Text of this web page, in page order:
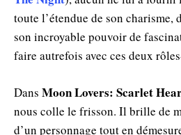
toute l’étendue de son charisme,
son incroyable pouvoir de
faire autrefois avec ces deux
Dans Moon Lovers: Scarlet
nous colle le frisson. Il brille de
d’un personnage tout en